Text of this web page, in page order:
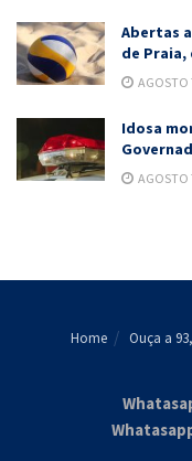
Abertas
de Praia,
AGOSTO
Idosa
AGOSTO
Home Ouça a